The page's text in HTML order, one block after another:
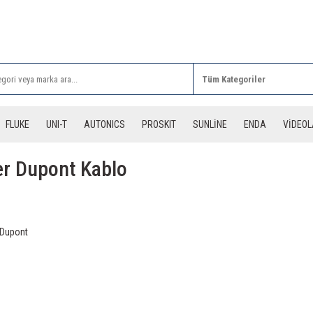
FLUKE UNI-T AUTONICS PROSKIT SUNLİNE ENDA
Dupont Kablo